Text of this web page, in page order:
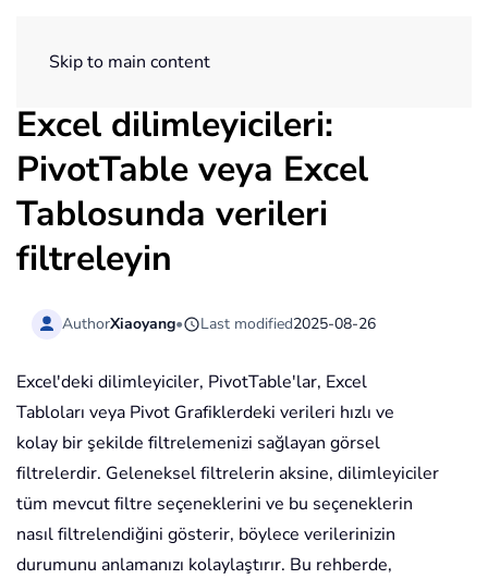
Skip to main content
Excel dilimleyicileri:
PivotTable veya Excel
Tablosunda verileri
filtreleyin
AuthorXiaoyang• Last modified2025-08-26
Excel'deki dilimleyiciler, PivotTable'lar, Excel
Tabloları veya Pivot Grafiklerdeki verileri hızlı ve
kolay bir şekilde filtrelemenizi sağlayan görsel
filtrelerdir. Geleneksel filtrelerin aksine, dilimleyiciler
tüm mevcut filtre seçeneklerini ve bu seçeneklerin
nasıl filtrelendiğini gösterir, böylece verilerinizin
durumunu anlamanızı kolaylaştırır. Bu rehberde,